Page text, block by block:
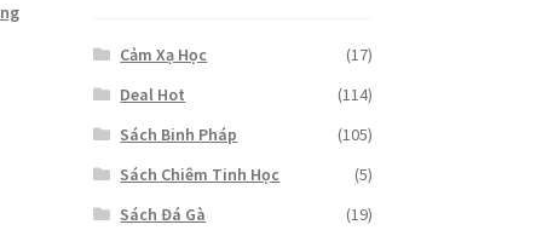
Cảm Xạ Học
(17)
Deal Hot
(114)
Sách Binh Pháp
(105)
Sách Chiêm Tinh Học
(5)
Sách Đá Gà
(19)